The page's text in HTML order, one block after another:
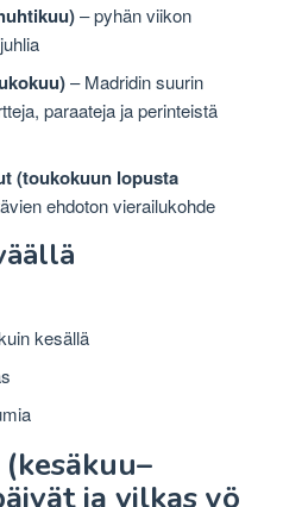
– pyhän viikon
– Madridin suurin
paraateja ja perinteistä
(toukokuun lopusta
ehdoton vierailukohde
kesällä
ja vilkas yö